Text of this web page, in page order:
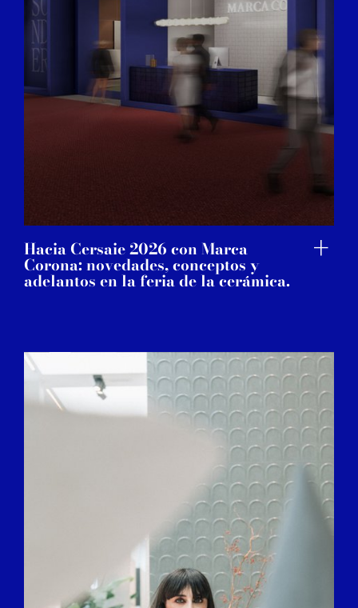
Hacia Cersaie 2026 con Marca
Corona: novedades, conceptos y
adelantos en la feria de la cerámica.